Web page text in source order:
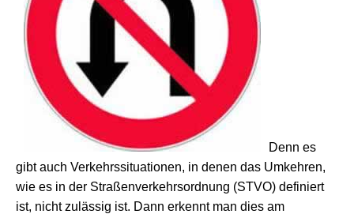
Denn es
gibt auch Verkehrssituationen, in denen das Umkehren,
wie es in der Straßenverkehrsordnung (STVO) definiert
ist, nicht zulässig ist. Dann erkennt man dies am